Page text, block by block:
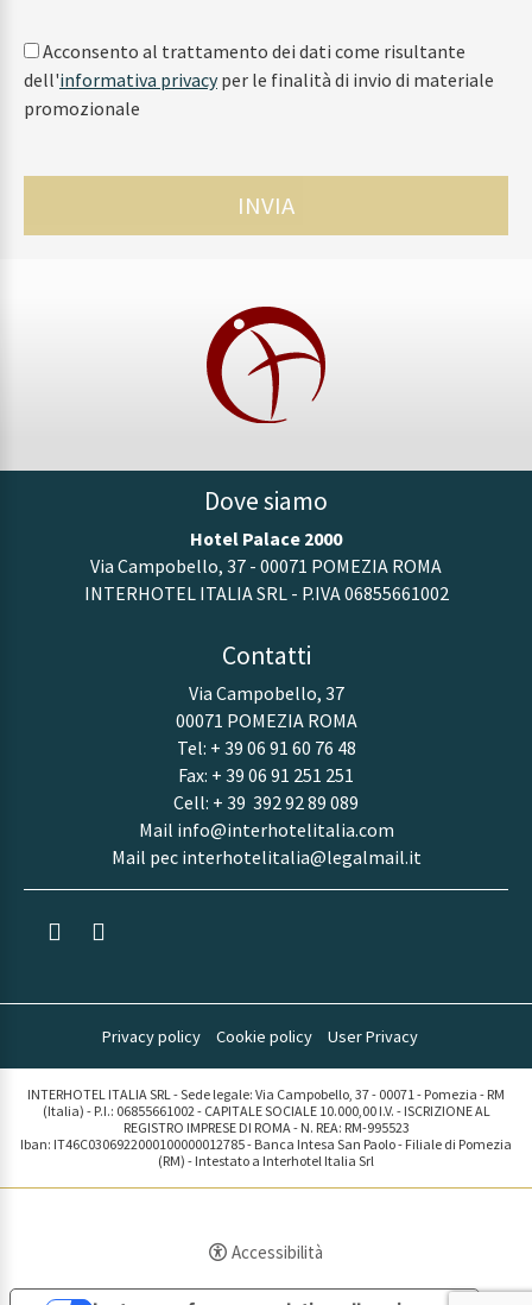
Acconsento al trattamento dei dati come risultante
dell'informativa privacyper le finalità di invio di materiale
promozionale
Dove siamo
Hotel Palace 2000
Via Campobello, 37 - 00071 POMEZIA ROMA
INTERHOTEL ITALIA SRL - P.IVA 06855661002
Contatti
Via Campobello, 37
00071 POMEZIA ROMA
Tel: + 39 06 91 60 76 48
Fax: + 39 06 91 251 251
Cell: + 39 392 92 89 089
Mail info@interhotelitalia.com
Mail pec interhotelitalia@legalmail.it
Privacy policy Cookie policy User Privacy
INTERHOTEL ITALIA SRL - Sede legale: Via Campobello, 37 - 00071 - Pomezia - RM
(Italia) - P.I.: 06855661002 - CAPITALE SOCIALE 10.000,00 I.V. - ISCRIZIONE AL
REGISTRO IMPRESE DI ROMA - N. REA: RM-995523
Iban: IT46C0306922000100000012785 - Banca Intesa San Paolo - Filiale di Pomezia
(RM) - Intestato a Interhotel Italia Srl
Accessibilità